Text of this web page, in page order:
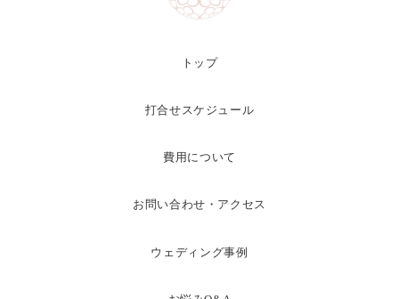
トップ
打合せスケジュール
費用について
お問い合わせ・アクセス
ウェディング事例